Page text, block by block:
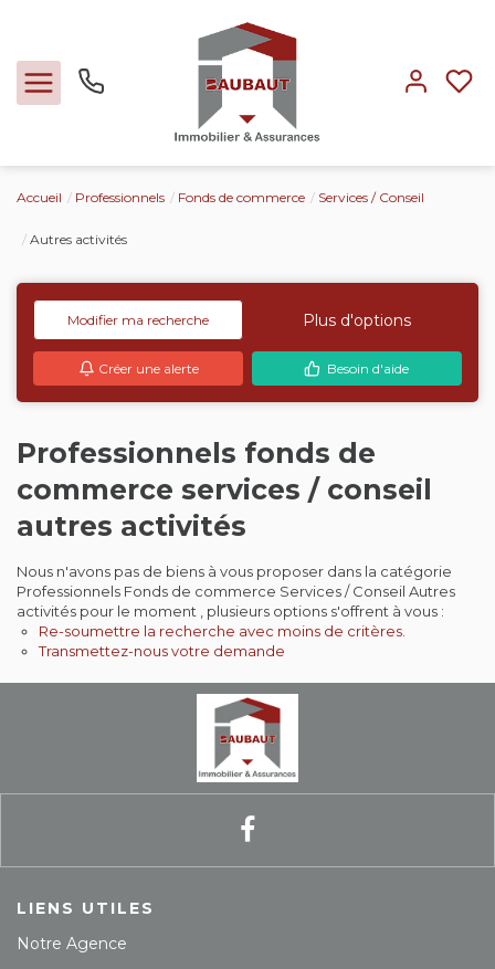
Locations
Expertise
Nos métiers
L'agence
Contact
Extranet
Estimation
Avis clients
Accueil Professionnels Fonds de commerce Services / Conseil
Autres activités
Modifier ma recherche Plus d'options
Créer une alerte Besoin d'aide
Professionnels fonds de
commerce services / conseil
autres activités
Nous n'avons pas de biens à vous proposer dans la catégorie
Professionnels Fonds de commerce Services / Conseil Autres
activités pour le moment , plusieurs options s'offrent à vous :
Re-soumettre la recherche avec moins de critères.
Transmettez-nous votre demande
LIENS UTILES
Notre Agence